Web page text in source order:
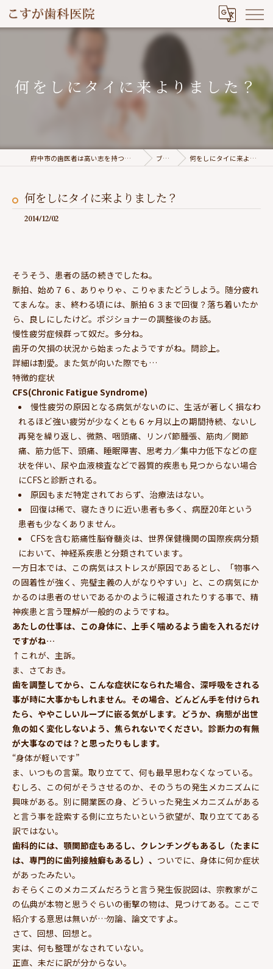
何をしにタイに来よりました？
府中市の歯医者は高い志を持つこすが歯科医院 ブログ 何をしにタイに来よりました？
何をしにタイに来よりました？
2014/12/02
そうそう、患者の話の続きでしたね。
脈拍、始め７６、ありゃりゃ、こりゃまたどうしよう。随分疲れ
てまんな。ま、終わる頃には、脈拍６３まで回復？落ち着いたか
ら、良しにしたけど。ポジショナーの調整後のお話。
慢性疲労症候群って奴だ。多分ね。
歯牙の欠損の状況から始まったようですがね。問診上。
詳細は割愛。また気が向いた際でも…
特徴的症状
CFS(Chronic Fatigue Syndrome)
慢性疲労の原因となる病気がないのに、生活が著しく損なわ
れるほど強い疲労が少なくとも６ヶ月以上の期間持続、ないし
再発を繰り返し、微熱、咽頭痛、リンパ節腫張、筋肉／関節
痛、筋力低下、頭痛、睡眠障害、思考力／集中力低下などの症
状を伴い、尿や血液検査などで器質的疾患も見つからない場合
にCFSと診断される。
原因もまだ特定されておらず、治療法はない。
回復は稀で、寝たきりに近い患者も多く、病歴20年という
患者も少なくありません。
CFSを含む筋痛性脳脊髄炎は、世界保健機関の国際疾病分類
において、神経系疾患と分類されています。
一方日本では、この病気はストレスが原因であるとし、「物事へ
の固着性が強く、完璧主義の人がなりやすい」と、この病気にか
かるのは患者のせいであるかのように報道されたりする事で、精
神疾患と言う理解が一般的のようですね。
あたしの仕事は、この身体に、上手く噛めるよう歯を入れるだけ
ですがね…
↑ これが、主訴。
ま、さておき。
歯を調整してから、こんな症状になられた場合、深呼吸をされる
事が時に大事かもしれません。その場合、どんどん手を付けられ
たら、ややこしいループに嵌る気がします。どうか、病態が出世
魚の如く変化しないよう、焦られないでください。診断力の有無
が大事なのでは？と思ったりもします。
“身体が軽いです”
ま、いつもの言葉。取り立てて、何も最早思わなくなっている。
むしろ、この何がそうさせるのか、そのうちの発生メカニズムに
興味がある。別に開業医の身、どういった発生メカニズムがある
と言う事を詮索する側に立ちたいという欲望が、取り立ててある
訳ではない。
歯科的には、顎関節症もあるし、クレンチングもあるし（たまに
は、専門的に歯列接触癖もあるし）、 ついでに、身体に何か症状
があったみたい。
おそらくこのメカニズムだろうと言う発生仮説図は、宗教家がこ
の仏典が本物と思うぐらいの衝撃の物は、見つけてある。ここで
紹介する意思は無いが…勿論、論文ですよ。
さて、回想、回想と。
実は、何も整理がなされていない。
正直、未だに訳が分からない。